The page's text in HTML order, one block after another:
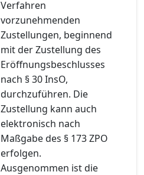
Verfahren
vorzunehmenden
Zustellungen, beginnend
mit der Zustellung des
Eröffnungsbeschlusses
nach § 30 InsO,
durchzuführen. Die
Zustellung kann auch
elektronisch nach
Maßgabe des § 173 ZPO
erfolgen.
Ausgenommen ist die